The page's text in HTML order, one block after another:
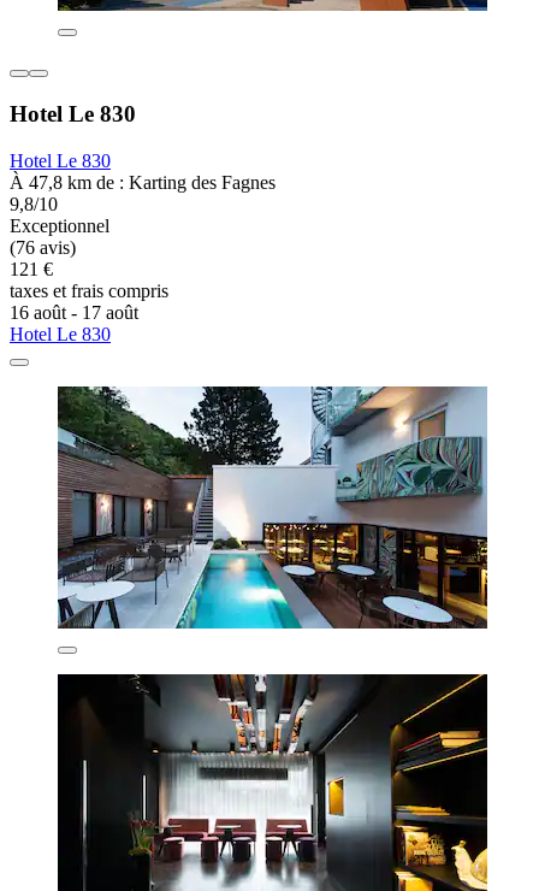
Hotel Le 830
Hotel Le 830
À 47,8 km de : Karting des Fagnes
9,8/10
Exceptionnel
(76 avis)
121 €
taxes et frais compris
16 août - 17 août
Hotel Le 830